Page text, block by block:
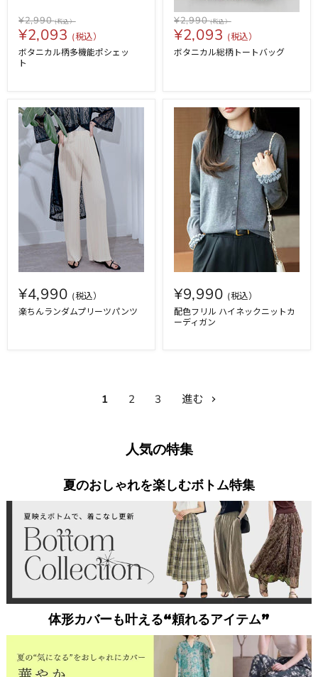
¥2,990
¥2,093
ボタニカル柄多機能ポシェッ
ト
¥2,990
¥2,093
ボタニカル総柄トートバッグ
¥4,990
楽ちんランダムプリーツパンツ
¥9,990
配色フリル ハイネックニットカ
ーディガン
1 2 3 進む
人気の特集
夏のおしゃれを楽しむボトム特集
体形カバーも叶える“頼れるアイテム”